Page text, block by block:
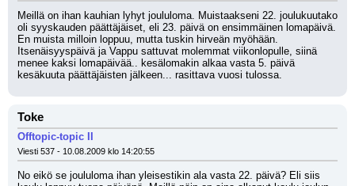
Meillä on ihan kauhian lyhyt joululoma. Muistaakseni 22. joulukuutako
oli syyskauden päättäjäiset, eli 23. päivä on ensimmäinen lomapäivä.
En muista milloin loppuu, mutta tuskin hirveän myöhään.
Itsenäisyyspäivä ja Vappu sattuvat molemmat viikonlopulle, siinä
menee kaksi lomapäivää.. kesälomakin alkaa vasta 5. päivä
kesäkuuta päättäjäisten jälkeen... rasittava vuosi tulossa.
Toke
Offtopic-topic II
Viesti 537 - 10.08.2009 klo 14:20:55
No eikö se joululoma ihan yleisestikin ala vasta 22. päivä? Eli siis